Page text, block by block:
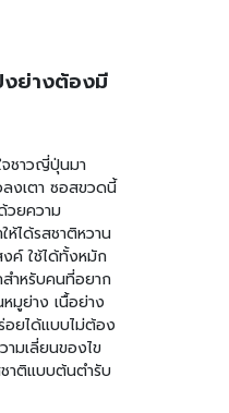
ย่างต้องมี
ชาวญี่ปุ่นมา
งเตา ซอสขวดนี้
วยความ
ได้รสชาติหวาน
ค์ ใช้ได้ทั้งหมัก
สำหรับคนที่อยาก
มูย่าง เนื้อย่าง
ยได้แบบไม่ต้อง
มเลี่ยนของไข
าติแบบต้นตำรับ